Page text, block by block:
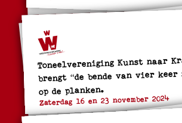
Toneelvereniging Kunst naar
brengt “de bende van vier
op de planken.
Zaterdag 16 en 23 november 2024